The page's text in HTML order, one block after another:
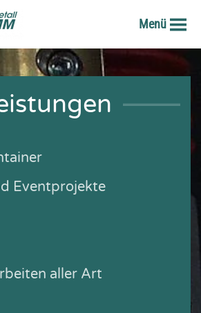
Menü
Eventprojekte
aller Art